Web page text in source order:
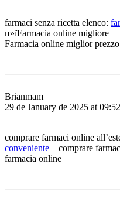
farmaci senza ricetta elenco:
п»їFarmacia online migliore
Farmacia online miglior prezzo
Brianmam
29 de January de 2025 at 09:52
comprare farmaci online
conveniente – comprare
farmacia online